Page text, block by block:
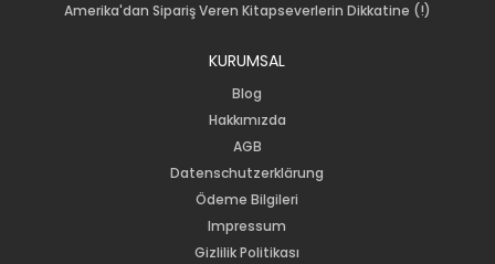
Amerika'dan Sipariş Veren Kitapseverlerin Dikkatine (!)
KURUMSAL
Blog
Hakkımızda
AGB
Datenschutzerklärung
Ödeme Bilgileri
Impressum
Gizlilik Politikası